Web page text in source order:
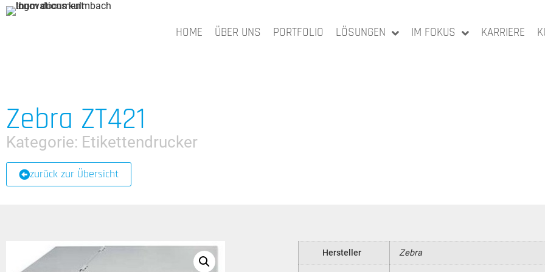
HOME ÜBER UNS PORTFOLIO LÖSUNGEN IM FOKUS KARRIERE
Zebra ZT421
Kategorie: Etikettendrucker
zurück zur Übersicht
Hersteller Zebra